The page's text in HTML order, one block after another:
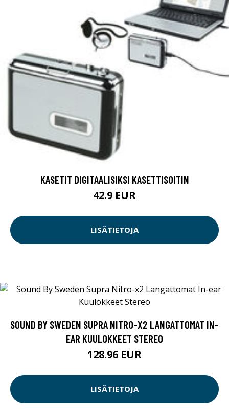
KASETIT DIGITAALISIKSI KASETTISOITIN
42.9 EUR
LISÄTIETOJA
SOUND BY SWEDEN SUPRA NITRO-X2 LANGATTOMAT IN-
EAR KUULOKKEET STEREO
128.96 EUR
LISÄTIETOJA